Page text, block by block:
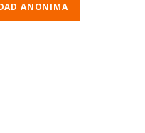
ANONIMA